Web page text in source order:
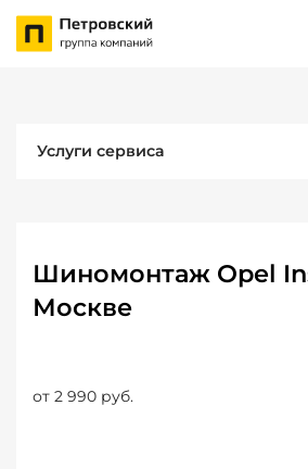
Услуги сервиса
Шиномонтаж Opel
Москве
от 2 990 руб.